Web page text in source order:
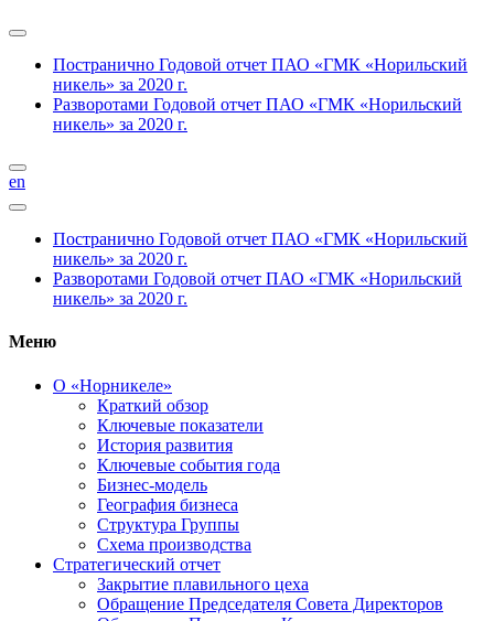
Постранично Годовой отчет ПАО «ГМК «Норильский
никель» за 2020 г.
Разворотами Годовой отчет ПАО «ГМК «Норильский
никель» за 2020 г.
en
Постранично Годовой отчет ПАО «ГМК «Норильский
никель» за 2020 г.
Разворотами Годовой отчет ПАО «ГМК «Норильский
никель» за 2020 г.
Меню
О «Норникеле»
Краткий обзор
Ключевые показатели
История развития
Ключевые события года
Бизнес-модель
География бизнеса
Структура Группы
Схема производства
Стратегический отчет
Закрытие плавильного цеха
Обращение Председателя Совета Директоров